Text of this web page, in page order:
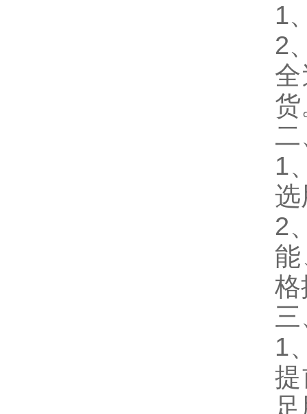
1
2
货
1
选
2
格
1